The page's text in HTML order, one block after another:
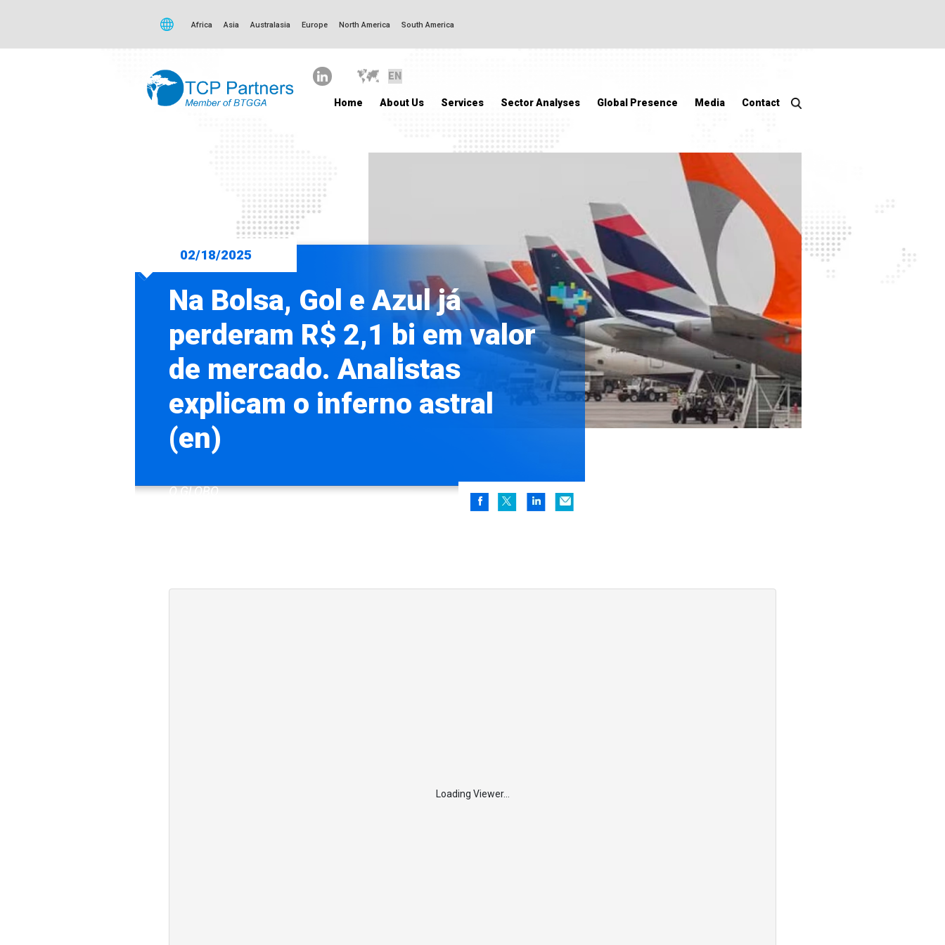
Africa Asia Australasia Europe North America South America
Home About Us Services Sector Analyses Global Presence Media Contact
02/18/2025
Na Bolsa, Gol e Azul já
perderam R$ 2,1 bi em valor
de mercado. Analistas
explicam o inferno astral
(en)
O GLOBO
Loading Viewer...